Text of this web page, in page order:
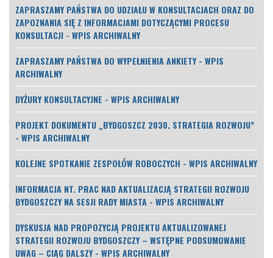
ZAPRASZAMY PAŃSTWA DO UDZIAŁU W KONSULTACJACH ORAZ DO
ZAPOZNANIA SIĘ Z INFORMACJAMI DOTYCZĄCYMI PROCESU
KONSULTACJI - WPIS ARCHIWALNY
ZAPRASZAMY PAŃSTWA DO WYPEŁNIENIA ANKIETY - WPIS
ARCHIWALNY
DYŻURY KONSULTACYJNE - WPIS ARCHIWALNY
PROJEKT DOKUMENTU „BYDGOSZCZ 2030. STRATEGIA ROZWOJU”
- WPIS ARCHIWALNY
KOLEJNE SPOTKANIE ZESPOŁÓW ROBOCZYCH - WPIS ARCHIWALNY
INFORMACJA NT. PRAC NAD AKTUALIZACJĄ STRATEGII ROZWOJU
BYDGOSZCZY NA SESJI RADY MIASTA - WPIS ARCHIWALNY
DYSKUSJA NAD PROPOZYCJĄ PROJEKTU AKTUALIZOWANEJ
STRATEGII ROZWOJU BYDGOSZCZY – WSTĘPNE PODSUMOWANIE
UWAG – CIĄG DALSZY - WPIS ARCHIWALNY